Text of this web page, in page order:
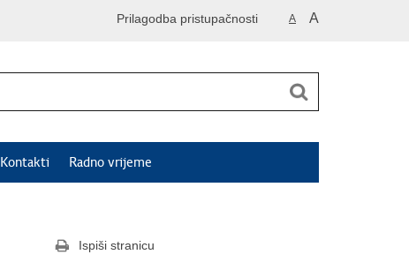
A A
Prilagodba pristupačnosti
Kontakti Radno vrijeme
Ispiši stranicu